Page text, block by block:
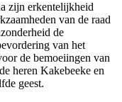
zijn erkentelijkheid
van de raad
de
van het
de bemoeiingen van
heren Kakebeeke en
geest.